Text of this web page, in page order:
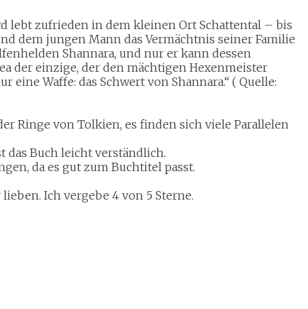
lebt zufrieden in dem kleinen Ort Schattental – bis
dem jungen Mann das Vermächtnis seiner Familie
Shannara, und nur er kann dessen
der einzige, der den mächtigen Hexenmeister
Waffe: das Schwert von Shannara.“ ( Quelle:
Ringe von Tolkien, es finden sich viele Parallelen
das Buch leicht verständlich.
da es gut zum Buchtitel passt.
Ich vergebe 4 von 5 Sterne.